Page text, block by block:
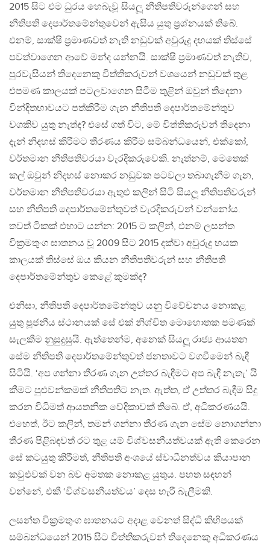
2015 සිට එම ධුරය හෙබැවූ සියලූ නීතිපතිවරුන්ගෙන් සහ
නීතිපති දෙපාර්තමේන්තුවෙන් ඇසිය යුතු ප්‍රශ්නයක් තිබේ.
එනම්, සාක්ෂි ප්‍රමාණවත් නැති නඩුවක් අවුරුදු දහයක් තිස්සේ
පවත්වාගෙන ආවේ මන්ද යන්නයි. සාක්ෂි ප්‍රමාණවත් නැතිව,
පුරවැසියන් තිදෙනෙකු විත්තිකරුවන් වශයෙන් නඩුවක් තුළ
එපමණ කාලයක් පටලවාගෙන සිටීම තුළින් ඔවුන් තිදෙනා
වින්දිතභාවයට පත්කිරීම ගැන නීතිපති දෙපාර්තමේන්තුව
වගකිව යුතු නැත්ද? එසේ ගත් විට, මේ විත්තිකරුවන් තිදෙනා
දැන් නිදහස් කිරීමට තීරණය කිරීම සම්බන්ධයෙන්, එක්කෝ,
වර්තමාන නීතිපතිවරයා වැරදිකරුවෙකි. නැත්නම්, මෙතෙක්
කල් ඔවුන් නිදහස් නොකර නඩුවක පටවලා තබාගැනීම ගැන,
වර්තමාන නීතිපතිවරයා ඇතුළු කලින් සිටි සියලූ නීතිපතිවරුන්
සහ නීතිපති දෙපාර්තමේන්තුවත් වැරදිකරුවන් වන්නෝය.
තවත් ටිකක් එහාට යන්න: 2015 ට කලින්, එනම් ලසන්ත
වික්‍රමතුංග ඝාතනය වූ 2009 සිට 2015 දක්වා අවුරුදු හයක
කාලයක් තිස්සේ ඔය කියන නීතිපතිවරුන් සහ නීතිපති
දෙපාර්තමේන්තුව කෙළේ කුමක්ද?
එනිසා, නීතිපති දෙපාර්තමේන්තුව යනු විවේචනය නොකළ
යුතු පූජනීය ස්ථානයක් සේ එක් නිශ්චිත මොහොතක පමණක්
සැලකීම නුසුදුසුයි. ඇත්තෙන්ම, අනෙක් සියලූ රාජ්‍ය ආයතන
සේම නීතිපති දෙපාර්තමේන්තුවත් ජනතාවට වගවීමෙන් බැඳී
සිටියි. ‘අප ගන්නා තීරණ ගැන උත්තර බැඳීමට අප බැඳී නැතැ’ යි
කීමට පුළුවන්කමක් නීතිපතිට නැත. ඇත්ත, ඒ උත්තර බැඳීම සිදු
කරන විධිමත් ආයතනික වේදිකාවක් තිබේ. ඒ, අධිකරණයයි.
එහෙත්, ඊට කලින්, තමන් ගන්නා තීරණ ගැන සේම නොගන්නා
තීරණ පිළිබඳවත් රට තුළ යම් විශ්වසනීයත්වයක් ඇති කෙරෙන
සේ කටයුතු කිරීමත්, නීතිපති අංශයේ ස්වාධීනත්වය කියාපාන
කවුළුවක් වන බව අමතක නොකළ යුතුය. පහත සඳහන්
වන්නේ, එකී ‘විශ්වසනීයත්වය’ දෙස හැරී බැලීමකි.
ලසන්ත වික්‍රමතුංග ඝාතනයට අදාළ වෙනත් සිද්ධි කිහිපයක්
සම්බන්ධයෙන් 2015 සිට විත්තිකරුවන් තිදෙනෙකු අධිකරණය